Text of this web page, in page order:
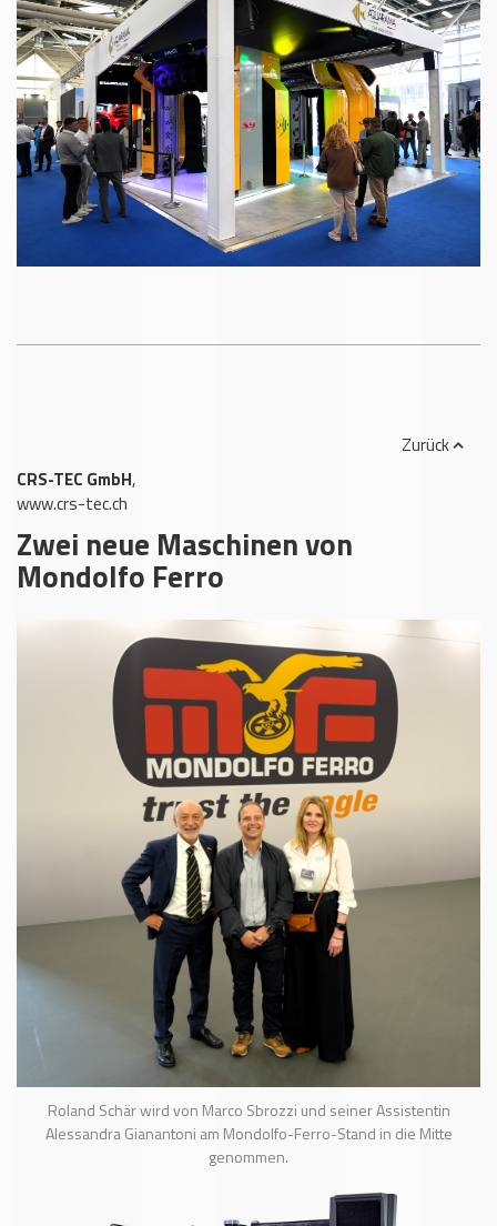
CRS-TEC GmbH,
www.crs-tec.ch
Zurück
Zwei neue Maschinen von
Mondolfo Ferro
Roland Schär wird von Marco Sbrozzi und seiner Assistentin
Alessandra Gianantoni am Mondolfo-Ferro-Stand in die Mitte
genommen.